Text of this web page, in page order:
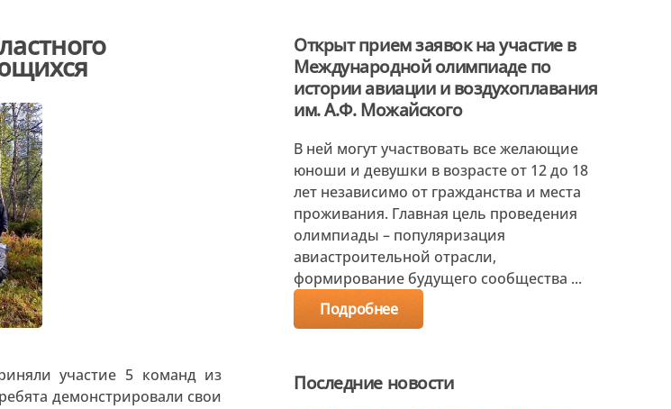
участие 5 команд из
демонстрировали свои
Открыт прием заявок на участие в
Международной олимпиаде по
истории авиации и воздухоплавания
им. А.Ф. Можайского
В ней могут участвовать все желающие
юноши и девушки в возрасте от 12 до 18
лет независимо от гражданства и места
проживания. Главная цель проведения
олимпиады – популяризация
авиастроительной отрасли,
формирование будущего сообщества ...
Подробнее
Последние новости